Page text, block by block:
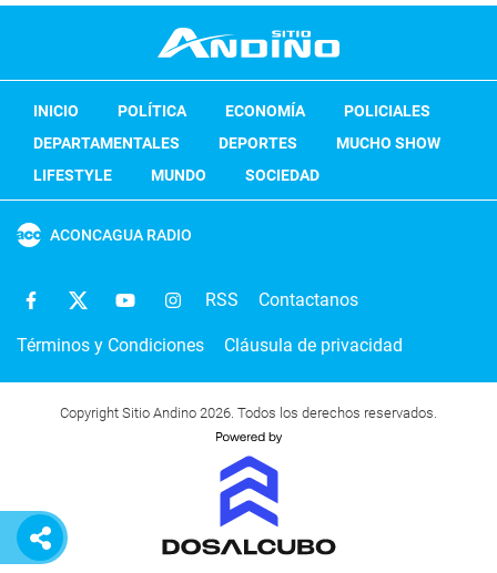
INICIO POLÍTICA ECONOMÍA
POLICIALES
DEPARTAMENTALES
DEPORTES
MUCHO SHOW
LIFESTYLE
MUNDO SOCIEDAD
ACONCAGUA RADIO
RSS Contactanos
Términos y Condiciones Cláusula de privacidad
Copyright Sitio Andino 2026. Todos los derechos reservados.